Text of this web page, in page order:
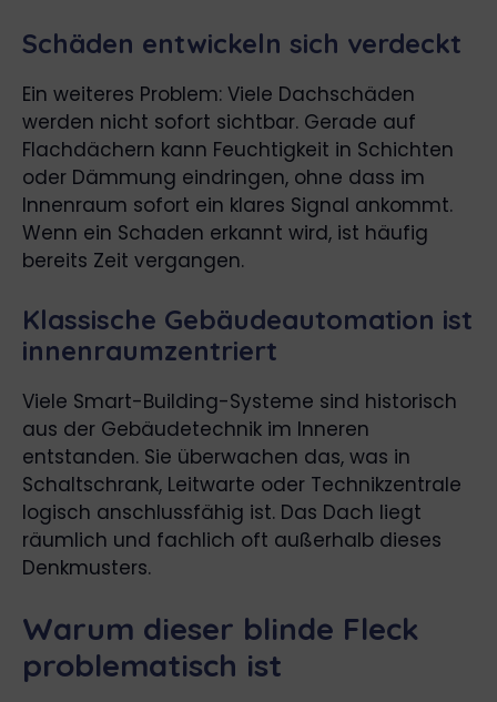
Schäden entwickeln sich verdeckt
Ein weiteres Problem: Viele Dachschäden
werden nicht sofort sichtbar. Gerade auf
Flachdächern kann Feuchtigkeit in Schichten
oder Dämmung eindringen, ohne dass im
Innenraum sofort ein klares Signal ankommt.
Wenn ein Schaden erkannt wird, ist häufig
bereits Zeit vergangen.
Klassische Gebäudeautomation ist
innenraumzentriert
Viele Smart-Building-Systeme sind historisch
aus der Gebäudetechnik im Inneren
entstanden. Sie überwachen das, was in
Schaltschrank, Leitwarte oder Technikzentrale
logisch anschlussfähig ist. Das Dach liegt
räumlich und fachlich oft außerhalb dieses
Denkmusters.
Warum dieser blinde Fleck
problematisch ist